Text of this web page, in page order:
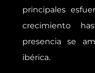
principales
crecimiento
presencia se
ibérica.